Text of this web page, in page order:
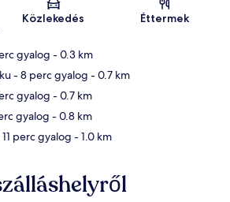
Térkép
Közlekedés Éttermek
gyalog - 0.3 km
- 8 perc gyalog - 0.7 km
gyalog - 0.7 km
gyalog - 0.8 km
perc gyalog - 1.0 km